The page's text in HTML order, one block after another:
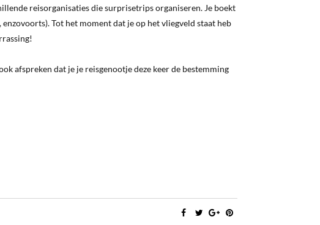
reisorganisaties die surprisetrips organiseren. Je boekt
Tot het moment dat je op het vliegveld staat heb
afspreken dat je je reisgenootje deze keer de bestemming